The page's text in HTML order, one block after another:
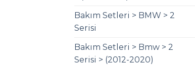
Bakım Setleri > BMW > 2
Serisi
Bakım Setleri > Bmw > 2
Serisi > (2012-2020)